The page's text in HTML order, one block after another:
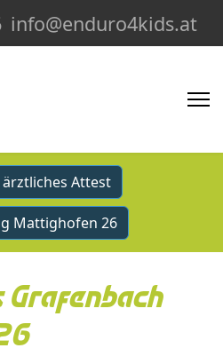
info@enduro4kids.at
Attest
Mattighofen 26
Grafenbach